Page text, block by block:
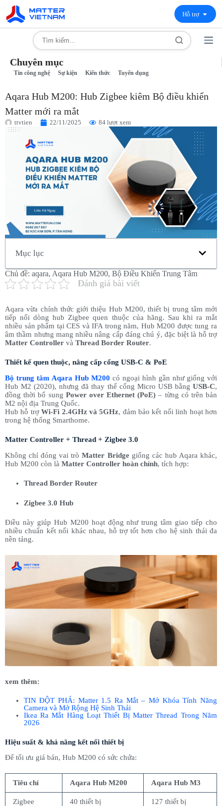
Hỗ trợ
Chuyên mục
Tin công nghệ Sự kiện Kiến thức Tuyển dụng
Aqara Hub M200: Hub Zigbee kiêm Bộ điều khiển
Matter mới ra mắt
ttvtien 22/11/2025 84 lượt xem
Mục lục
Chủ đề: aqara, Aqara Hub M200, Bộ Điều Khiển Trung Tâm
Đánh giá bài viết
Aqara vừa chính thức giới thiệu Hub M200, thiết bị trung tâm mới
tiếp nối dòng hub Zigbee quen thuộc của hãng. Sau khi ra mắt
nhiều sản phẩm tại CES và IFA trong năm, Hub M200 được tung ra
âm thầm nhưng mang nhiều nâng cấp đáng chú ý, đặc biệt là hỗ trợ
Matter Controller và Thread Border Router.
Thiết kế quen thuộc, nâng cấp cổng USB-C & PoE
Bộ trung tâm Aqara Hub M200 có ngoại hình gần như giống với
Hub M2 (2020), nhưng đã thay thế cổng Micro USB bằng USB-C,
đồng thời bổ sung Power over Ethernet (PoE) – từng có trên bản
M2 nội địa Trung Quốc.
Hub hỗ trợWi-Fi 2.4GHz và 5GHz, đảm bảo kết nối linh hoạt hơn
trong hệ thống Smarthome.
Matter Controller + Thread + Zigbee 3.0
Không chỉ đóng vai tròMatter Bridgegiống các hub Aqara khác,
Hub M200 còn là Matter Controller hoàn chỉnh, tích hợp:
Thread Border Router
Zigbee 3.0 Hub
Điều này giúp Hub M200 hoạt động như trung tâm giao tiếp cho
nhiều chuẩn kết nối khác nhau, hỗ trợ tốt hơn cho hệ sinh thái đa
nền tảng.
xem thêm:
TIN ĐỘT PHÁ: Matter 1.5 Ra Mắt – Mở Khóa Tính Năng
Camera và Mở Rộng Hệ Sinh Thái
Ikea Ra Mắt Hàng Loạt Thiết Bị Matter Thread Trong Năm
2026
Hiệu suất & khả năng kết nối thiết bị
Để tối ưu giá bán, Hub M200 có sức chứa:
Tiêu chí Aqara Hub M200 Aqara Hub M3
Zigbee 40 thiết bị 127 thiết bị